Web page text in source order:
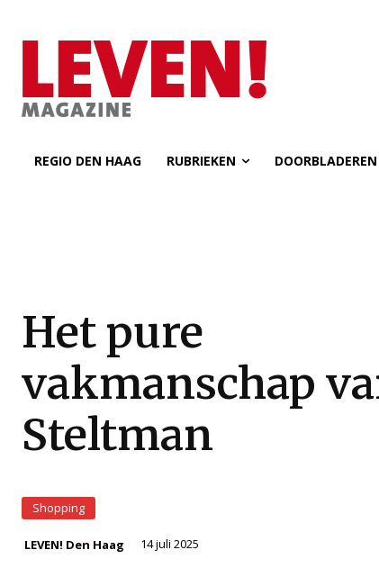
REGIO DEN HAAG RUBRIEKEN DOORBLADEREN
Het pure
vakmanschap
Steltman
Shopping
LEVEN! Den Haag 14 juli 2025